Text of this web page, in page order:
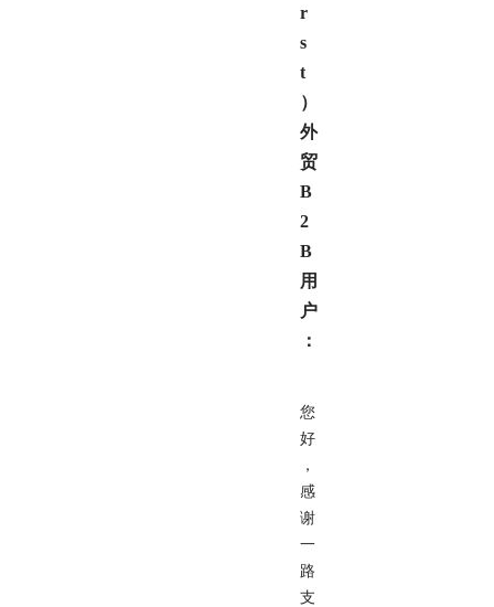
r
s
t
）
外
贸
B
2
B
用
户
：
您
好
，
感
谢
一
路
支